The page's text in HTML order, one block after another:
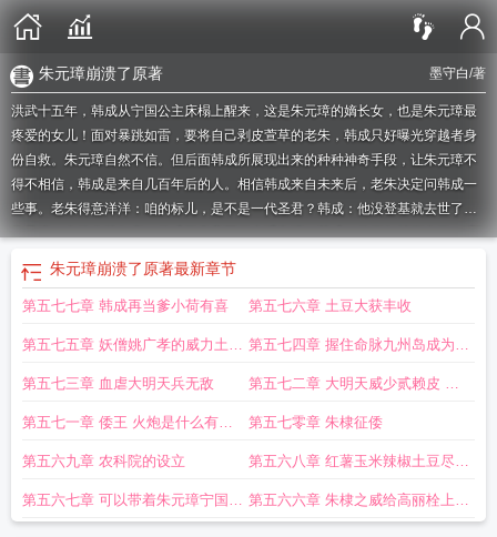
墨守白/著
朱元璋崩溃了原著
洪武十五年，韩成从宁国公主床榻上醒来，这是朱元璋的嫡长女，也是朱元璋最
疼爱的女儿！面对暴跳如雷，要将自己剥皮萱草的老朱，韩成只好曝光穿越者身
份自救。朱元璋自然不信。但后面韩成所展现出来的种种神奇手段，让朱元璋不
得不相信，韩成是来自几百年后的人。相信韩成来自未来后，老朱决定问韩成一
些事。老朱得意洋洋：咱的标儿，是不是一代圣君？韩成：他没登基就去世了。
朱元璋：允炆自幼仁孝，他成了皇帝可保大明兴旺！韩成：他四年就下台了。“那
到底是谁，成了咱大明的皇帝？！”老朱崩溃了。韩成望向朱棣，朱棣脖子一
缩……知道靖难之事后，朱元璋想踢死朱允炆！“这绝对是咱最不成器的子孙，是
大明最奇葩的皇帝！”韩成：岳父慎言，后面还有战神，道士，木匠……朱元
元璋崩溃了 墨守白朱元璋崩溃了墨守白大明剧透未来朱元璋崩溃了无错 大明
剧透未来朱元璋崩溃了无防盗朱元璋崩溃了笔趣阁在线朱元璋崩溃了在线阅
版朱元璋崩溃了起点大明剧透未来朱元璋崩溃了免费朱元璋崩溃了有声
元璋的大明电视剧是什么名字
大明剧透未来朱元璋崩溃了免费阅读 穿越大明剧
费
朱元璋崩溃了 免费大明剧透未来朱元璋崩溃了听书朱元璋崩溃了作者墨守
白朱元璋崩溃了墨守白小朱元璋崩溃了原著朱元璋崩溃了全本大明剧透未来
朱元璋崩溃了原著最新章节
第五七七章 韩成再当爹小荷有喜 第五七六章 土豆大获丰收
第五七五章 妖僧姚广孝的威力土豆
收获
第五七四章 握住命脉九州岛成为大
明编外行省韩成的绝妙主意
第五七三章 血虐大明天兵无敌 第五七二章 大明天威少贰赖皮 我
要做大明的狗
第五七一章 倭王 火炮是什么有弓
箭射的远吗轰
第五七零章 朱棣征倭
第五六九章 农科院的设立 第五六八章 红薯玉米辣椒土豆尽皆
入大明
第五六七章 可以带着朱元璋宁国公 第五六六章 朱棣之威给高丽栓上狗